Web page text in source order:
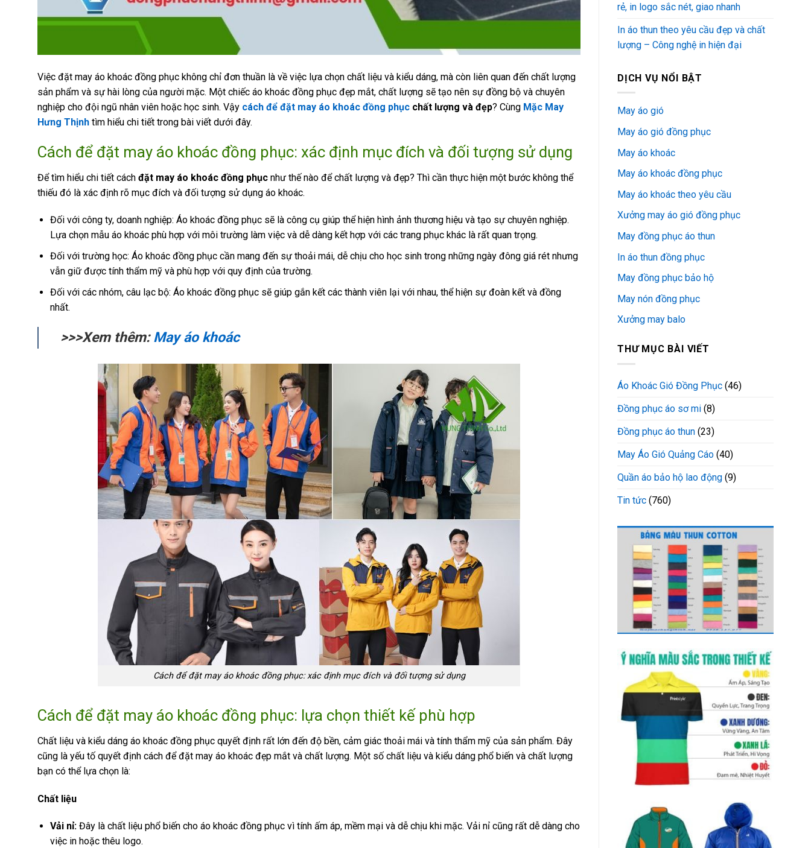
Việc đặt may áo khoác đồng phục không chỉ đơn thuần là về việc lựa chọn chất liệu và kiểu dáng, mà còn liên quan đến chất lượng
sản phẩm và sự hài lòng của người mặc. Một chiếc áo khoác đồng phục đẹp mắt, chất lượng sẽ tạo nên sự đồng bộ và chuyên
nghiệp cho đội ngũ nhân viên hoặc học sinh. Vậy cách để đặt may áo khoác đồng phục chất lượng và đẹp? Cùng Mặc May
Hưng Thịnh tìm hiểu chi tiết trong bài viết dưới đây.
Cách để đặt may áo khoác đồng phục: xác định mục đích và đối tượng sử dụng
Để tìm hiểu chi tiết cách đặt may áo khoác đồng phục như thế nào để chất lượng và đẹp? Thì cần thực hiện một bước không thể
thiếu đó là xác định rõ mục đích và đối tượng sử dụng áo khoác.
Đối với công ty, doanh nghiệp: Áo khoác đồng phục sẽ là công cụ giúp thể hiện hình ảnh thương hiệu và tạo sự chuyên nghiệp.
Lựa chọn mẫu áo khoác phù hợp với môi trường làm việc và dễ dàng kết hợp với các trang phục khác là rất quan trọng.
Đối với trường học: Áo khoác đồng phục cần mang đến sự thoải mái, dễ chịu cho học sinh trong những ngày đông giá rét nhưng
vẫn giữ được tính thẩm mỹ và phù hợp với quy định của trường.
Đối với các nhóm, câu lạc bộ: Áo khoác đồng phục sẽ giúp gắn kết các thành viên lại với nhau, thể hiện sự đoàn kết và đồng
nhất.
>>>Xem thêm:May áo khoác
Cách để đặt may áo khoác đồng phục: xác định mục đích và đối tượng sử dụng
Cách để đặt may áo khoác đồng phục: lựa chọn thiết kế phù hợp
Chất liệu và kiểu dáng áo khoác đồng phục quyết định rất lớn đến độ bền, cảm giác thoải mái và tính thẩm mỹ của sản phẩm. Đây
cũng là yếu tố quyết định cách để đặt may áo khoác đẹp mắt và chất lượng. Một số chất liệu và kiểu dáng phổ biến và chất lượng
bạn có thể lựa chọn là:
Chất liệu
Vải nỉ:Đây là chất liệu phổ biến cho áo khoác đồng phục vì tính ấm áp, mềm mại và dễ chịu khi mặc. Vải nỉ cũng rất dễ dàng cho
việc in hoặc thêu logo.
rẻ, in logo sắc nét, giao nhanh
In áo thun theo yêu cầu đẹp và chất
lượng – Công nghệ in hiện đại
DỊCH VỤ NỔI BẬT
May áo gió
May áo gió đồng phục
May áo khoác
May áo khoác đồng phục
May áo khoác theo yêu cầu
Xưởng may áo gió đồng phục
May đồng phục áo thun
In áo thun đồng phục
May đồng phục bảo hộ
May nón đồng phục
Xưởng may balo
THƯ MỤC BÀI VIẾT
Áo Khoác Gió Đồng Phục (46)
Đồng phục áo sơ mi (8)
Đồng phục áo thun (23)
May Áo Gió Quảng Cáo (40)
Quần áo bảo hộ lao động (9)
Tin tức (760)